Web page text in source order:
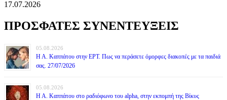
17.07.2026
ΠΡΟΣΦΑΤΕΣ ΣΥΝΕΝΤΕΥΞΕΙΣ
05.08.2026
Η Α. Καππάτου στην ΕΡΤ. Πως να περάσετε όμορφες διακοπές με τα παιδιά
σας. 27/07/2026
05.08.2026
Η Α. Καππάτου στο ραδιόφωνο του alpha, στην εκπομπή της Βίκυς